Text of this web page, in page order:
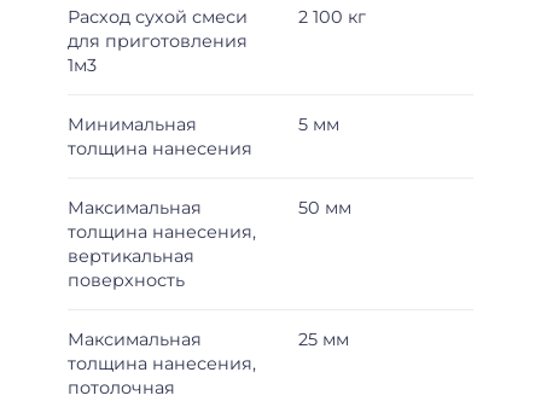
Расход сухой смеси
для приготовления
1м3
2 100 кг
Минимальная
толщина нанесения
5 мм
Максимальная
толщина нанесения,
вертикальная
поверхность
50 мм
Максимальная
толщина нанесения,
потолочная
25 мм